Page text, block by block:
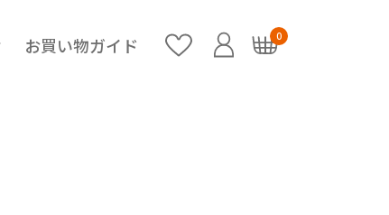
お買い物ガイド 0